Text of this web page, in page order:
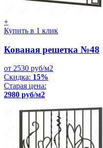
+
Купить в 1 клик
Кованая решетка №48
от 2530 руб/м2
Скидка: 15%
Старая цена:
2980 руб/м2